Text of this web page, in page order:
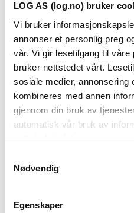
LOG AS (log.no) bruker
Vi bruker
annonser et personlig preg
vår. Vi gir lesetilgang til våre
bruker nettstedet vårt.
sosiale medier, annonsering
kombineres med annen
gjennom din bruk av
automatisk vår bruk av
Nødvendig
Egenskaper
BEGER KIT F500/CL